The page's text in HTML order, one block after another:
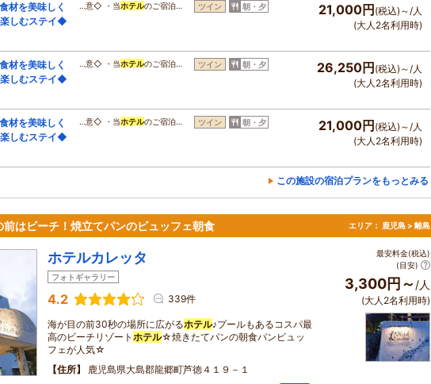
材を美味しく
しむステイ◆
…意◇ ・当ホテルのご宿泊… ツイン 朝・夕 21,000円 (税込)～/人
(大人2名利用時)
材を美味しく
しむステイ◆
…意◇ ・当ホテルのご宿泊… ツイン 朝・夕 26,250円 (税込)～/人
(大人2名利用時)
材を美味しく
しむステイ◆
…意◇ ・当ホテルのご宿泊… ツイン 朝・夕 21,000円 (税込)～/人
(大人2名利用時)
この施設の宿泊プランをもっとみる
はビーチ！焼立てパンのビュッフェ朝食 エリア： 鹿児島 > 離島
ホテルカレッタ
フォトギャラリー
4.2 339件
海が目の前30秒の場所に広がるホテル♪プールもあるコスパ最
高のビーチリゾート ホテル☆焼きたてパンの朝食パンビュッ
フェが人気☆
住所
鹿児島県大島郡龍郷町芦徳４１９－１
最安料金(税込)
(目安)
3,300円～ /人
(大人2名利用時)